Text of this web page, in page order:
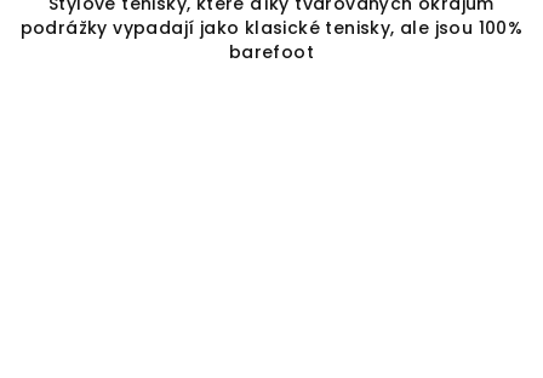
podrážky vypadají jako klasické tenisky, ale jsou 100%
barefoot